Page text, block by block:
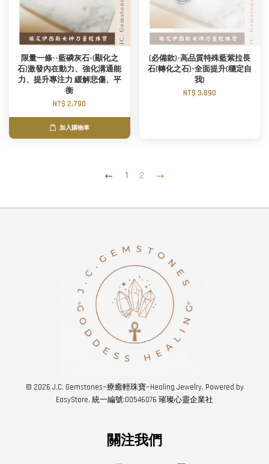
限量一條--藍磷灰石-(顯化之
石)激發內在動力、強化溝通能
力、提升專注力 緩解悲傷、平
衡
NT$ 2,790
加入購物車
(必備款)-高品質特殊藍紫拉長
石(轉化之石)-全面提升(穩定自
我)
NT$ 3,890
← 1 2 →
© 2026 J.C. Gemstones~療癒輕珠寶~Healing Jewelry. Powered by
EasyStore. 統一編號:00546076 璀璨心靈企業社
關注我們